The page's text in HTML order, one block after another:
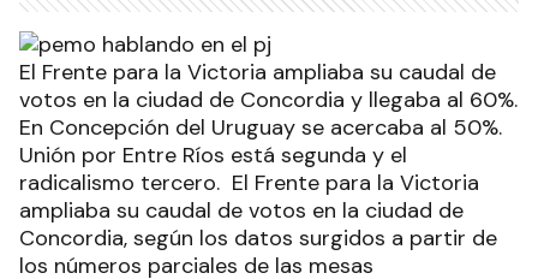
El Frente para la Victoria ampliaba su caudal de
votos en la ciudad de Concordia y llegaba al 60%.
En Concepción del Uruguay se acercaba al 50%.
Unión por Entre Ríos está segunda y el
radicalismo tercero. El Frente para la Victoria
ampliaba su caudal de votos en la ciudad de
Concordia, según los datos surgidos a partir de
los números parciales de las mesas